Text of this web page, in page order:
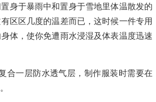
身于暴雨中和置身于雪地里体温散发的
区区几度的温差而已，这时候一件专用
体，使你免遭雨水浸湿及体表温度迅速
一层防水透气层，制作服装时需要在